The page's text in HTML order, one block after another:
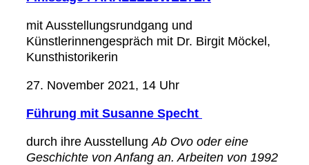
mit Ausstellungsrundgang und
Künstlerinnengespräch mit Dr. Birgit Möckel,
Kunsthistorikerin
27. November 2021, 14 Uhr
Führung mit Susanne Specht
durch ihre Ausstellung Ab Ovo oder eine
Geschichte von Anfang an. Arbeiten von 1992